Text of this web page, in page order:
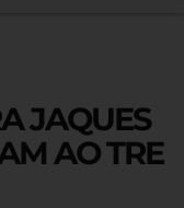
JAQUES
AO TRE